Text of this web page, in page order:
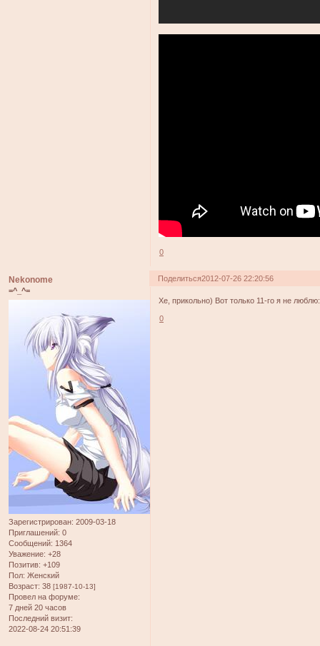
0
Поделиться2012-07-26 22:20:56
Nekonome
=^_^=
Зарегистрирован: 2009-03-18
Приглашений: 0
Сообщений: 1364
Уважение: +28
Позитив: +109
Пол: Женский
Возраст: 38 [1987-10-13]
Провел на форуме:
7 дней 20 часов
Последний визит:
2022-08-24 20:51:39
Хе, прикольно) Вот только 11-го я не
0